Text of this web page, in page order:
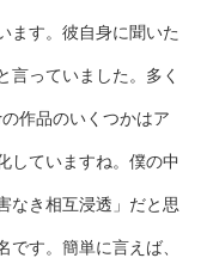
ます。彼自身に聞いた
言っていました。多く
作品のいくつかはア
していますね。僕の中
なき相互浸透」だと思
す。簡単に言えば、